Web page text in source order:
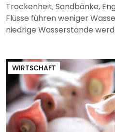
Trockenheit, Sandbänke,
Flüsse führen weniger
niedrige Wasserstände
WIRTSCHAFT